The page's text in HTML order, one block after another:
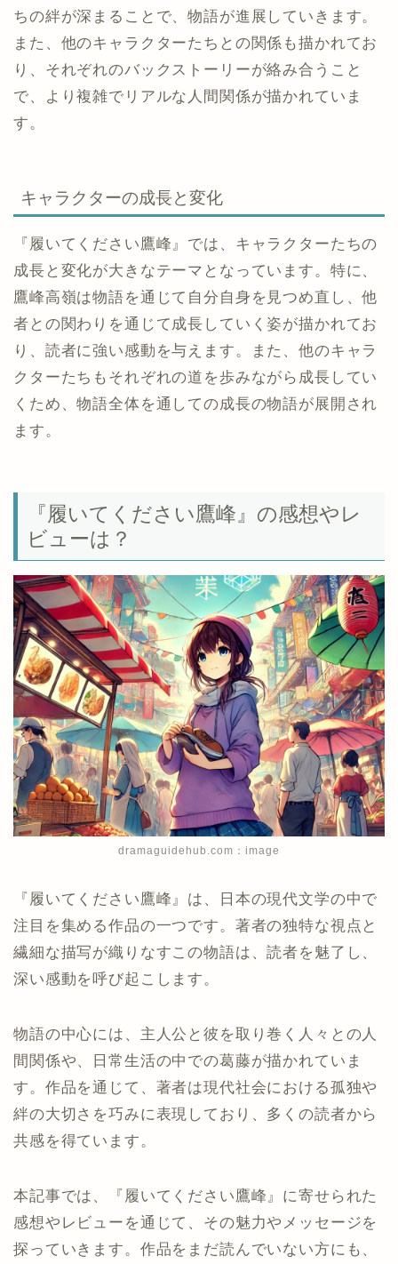
ちの絆が深まることで、物語が進展していきます。
また、他のキャラクターたちとの関係も描かれてお
り、それぞれのバックストーリーが絡み合うこと
で、より複雑でリアルな人間関係が描かれていま
す。
キャラクターの成長と変化
『履いてください鷹峰』では、キャラクターたちの
成長と変化が大きなテーマとなっています。特に、
鷹峰高嶺は物語を通じて自分自身を見つめ直し、他
者との関わりを通じて成長していく姿が描かれてお
り、読者に強い感動を与えます。また、他のキャラ
クターたちもそれぞれの道を歩みながら成長してい
くため、物語全体を通しての成長の物語が展開され
ます。
『履いてください鷹峰』の感想やレ
ビューは？
dramaguidehub.com：image
『履いてください鷹峰』は、日本の現代文学の中で
注目を集める作品の一つです。著者の独特な視点と
繊細な描写が織りなすこの物語は、読者を魅了し、
深い感動を呼び起こします。
物語の中心には、主人公と彼を取り巻く人々との人
間関係や、日常生活の中での葛藤が描かれていま
す。作品を通じて、著者は現代社会における孤独や
絆の大切さを巧みに表現しており、多くの読者から
共感を得ています。
本記事では、『履いてください鷹峰』に寄せられた
感想やレビューを通じて、その魅力やメッセージを
探っていきます。作品をまだ読んでいない方にも、